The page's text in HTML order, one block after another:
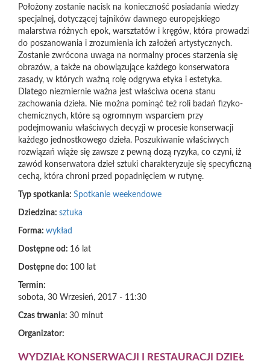
Położony zostanie nacisk na konieczność posiadania wiedzy
specjalnej, dotyczącej tajników dawnego europejskiego
malarstwa różnych epok, warsztatów i kręgów, która prowadzi
do poszanowania i zrozumienia ich założeń artystycznych.
Zostanie zwrócona uwaga na normalny proces starzenia się
obrazów, a także na obowiązujące każdego konserwatora
zasady, w których ważną rolę odgrywa etyka i estetyka.
Dlatego niezmiernie ważna jest właściwa ocena stanu
zachowania dzieła. Nie można pominąć też roli badań fizyko-
chemicznych, które są ogromnym wsparciem przy
podejmowaniu właściwych decyzji w procesie konserwacji
każdego jednostkowego dzieła. Poszukiwanie właściwych
rozwiązań wiąże się zawsze z pewną dozą ryzyka, co czyni, iż
zawód konserwatora dzieł sztuki charakteryzuje się specyficzną
cechą, która chroni przed popadnięciem w rutynę.
Typ spotkania: Spotkanie weekendowe
Dziedzina: sztuka
Forma: wykład
Dostępne od: 16 lat
Dostępne do: 100 lat
Termin:
sobota, 30 Wrzesień, 2017 - 11:30
Czas trwania: 30 minut
Organizator:
WYDZIAŁ KONSERWACJI I RESTAURACJI DZIEŁ